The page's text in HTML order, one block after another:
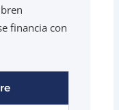
financia con